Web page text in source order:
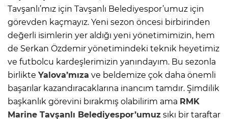
Tavşanlı’mız için Tavşanlı Belediyespor’umuz için
görevden kaçmayız. Yeni sezon öncesi birbirinden
değerli isimlerin yer aldığı yeni yönetimimizin, hem
de Serkan Özdemir yönetimindeki teknik heyetimiz
ve futbolcu kardeşlerimizin yanındayım. Bu sezonla
birlikte Yalova’mıza ve beldemize çok daha önemli
başarılar kazandıracaklarına inancım tamdır. Şimdilik
başkanlık görevini bırakmış olabilirim ama RMK
Marine Tavşanlı Belediyespor’umuz sıkı bir taraftar